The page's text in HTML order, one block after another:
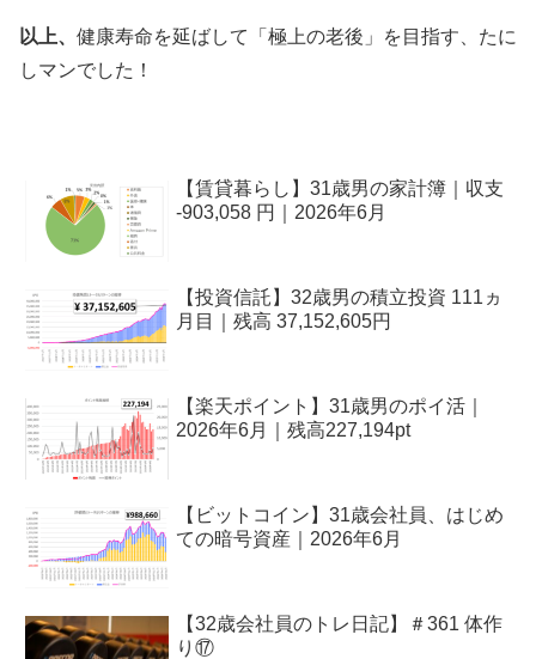
以上、 健康寿命を延ばして「極上の老後」を目指す、たに
しマンでした！
【賃貸暮らし】31歳男の家計簿｜収支
-903,058 円｜2026年6月
【投資信託】32歳男の積立投資 111ヵ
月目｜残高 37,152,605円
【楽天ポイント】31歳男のポイ活｜
2026年6月｜残高227,194pt
【ビットコイン】31歳会社員、はじめ
ての暗号資産｜2026年6月
【32歳会社員のトレ日記】＃361 体作
り⑰